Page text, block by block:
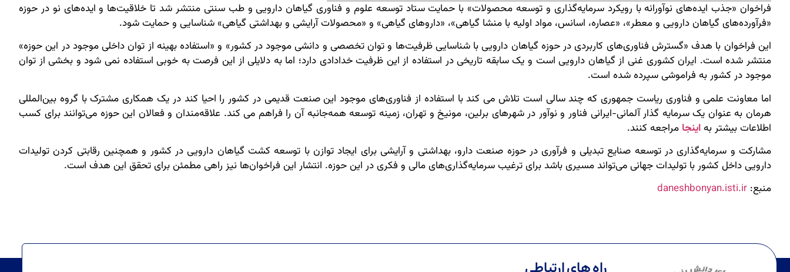
فراخوان «جذب ایده‌های نوآورانه با رویکرد سرمایه‌گذاری و توسعه محصولات» با حمایت ستاد توسعه علوم و فناوری‌ گیاهان دارویی و طب سنتی منتشر شد تا خلاقیت‌ها و ایده‌های نو در حوزه
«فرآورده‌های گیاهان دارویی و معطر»، «عصاره، اسانس، مواد اولیه با منشا گیاهی»، «داروهای گیاهی» و «محصولات آرایشی و بهداشتی گیاهی» شناسایی و حمایت شود.
این فراخوان با هدف «گسترش فناوری‌های کاربردی در حوزه گیاهان دارویی با شناسایی ظرفیت‌ها و توان تخصصی و دانشی موجود در کشور» و «استفاده بهینه از توان داخلی موجود در این حوزه»
منتشر شده است. ایران کشوری غنی از گیاهان دارویی است و یک سابقه تاریخی در استفاده از این ظرفیت خدادادی دارد؛ اما به دلایلی از این فرصت به خوبی استفاده نمی شود و بخشی از توان
موجود در کشور به فراموشی سپرده شده است.
اما معاونت علمی و فناوری ریاست جمهوری که چند سالی است تلاش می کند با استفاده از فناوری‌های موجود این صنعت قدیمی در کشور را احیا کند در یک همکاری مشترک با گروه بین‌المللی
هرمان به عنوان یک سرمایه گذار آلمانی-ایرانی فناور و نوآور در شهرهای برلین، مونیخ و تهران، زمینه توسعه همه‌جانبه آن را فراهم می کند. علاقه‌مندان و فعالان این حوزه می‌توانند برای کسب
اطلاعات بیشتر بهاینجا مراجعه کنند.
مشارکت و سرمایه‌گذاری در توسعه صنایع تبدیلی و فرآوری در حوزه صنعت دارو، بهداشتی و آرایشی برای ایجاد توازن با توسعه کشت گیاهان دارویی در کشور و همچنین رقابتی کردن تولیدات
دارویی داخل کشور با تولیدات جهانی می‌تواند مسیری باشد برای ترغیب سرمایه‌گذاری‌های مالی و فکری در این حوزه. انتشار این فراخوان‌ها نیز راهی مطمئن برای تحقق این هدف است.
منبع: daneshbonyan.isti.ir